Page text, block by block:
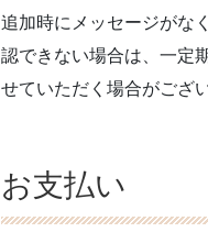
追加時にメッセージがな
認できない場合は、一定
せていただく場合がござ
お支払い